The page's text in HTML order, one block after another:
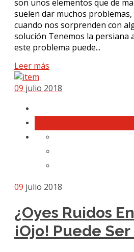
son unos elementos que de
suelen dar muchos problemas,
cuando nos sorprenden con
solución Tenemos la persiana
este problema puede...
Leer más
09 julio 2018
09 julio 2018
¿Oyes Ruidos
¡Ojo! Puede